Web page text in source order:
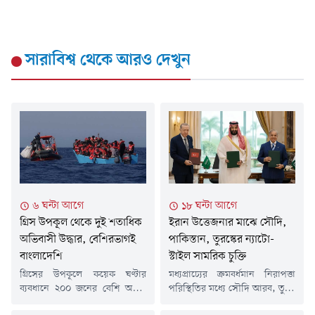
সারাবিশ্বথেকে আরও দেখুন
৬ ঘন্টা আগে
গ্রিস উপকূল থেকে দুই শতাধিক
অভিবাসী উদ্ধার, বেশিরভাগই
বাংলাদেশি
গ্রিসের উপকূলে কয়েক ঘণ্টার
ব্যবধানে ২০০ জনের বেশি অবৈধ
১৮ ঘন্টা আগে
ইরান উত্তেজনার মাঝে সৌদি,
পাকিস্তান, তুরস্কের ন্যাটো-
স্টাইল সামরিক চুক্তি
মধ্যপ্রাচ্যের ক্রমবর্ধমান নিরাপত্তা
পরিস্থিতির মধ্যে সৌদি আরব, তুরস্ক